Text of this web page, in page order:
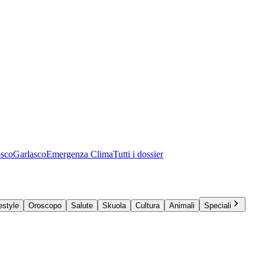
GarlascoEmergenza ClimaTutti i dossier
Oroscopo Salute Skuola Cultura Animali Speciali